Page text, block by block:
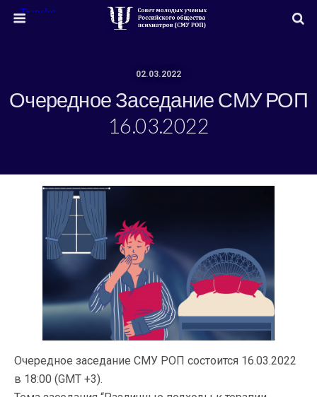
02.03.2022
Очередное Заседание СМУ РОП
16.03.2022
Очередное заседание СМУ РОП состоится 16.03.2022
в 18:00 (GMT +3).